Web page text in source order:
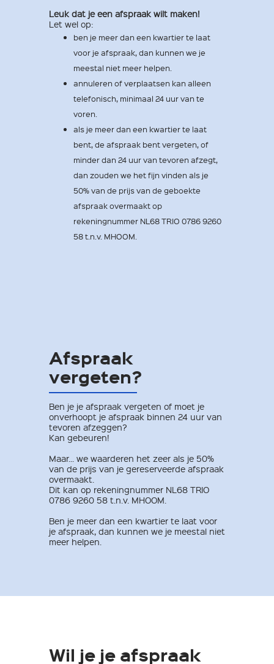
Leuk dat je een afspraak wilt maken!
Let wel op:
ben je meer dan een kwartier te laat
voor je afspraak, dan kunnen we je
meestal niet meer helpen.
annuleren of verplaatsen kan alleen
telefonisch, minimaal 24 uur van te
voren.
als je meer dan een kwartier te laat
bent, de afspraak bent vergeten, of
minder dan 24 uur van tevoren afzegt,
dan zouden we het fijn vinden als je
50% van de prijs van de geboekte
afspraak overmaakt op
rekeningnummer NL68 TRIO 0786 9260
58 t.n.v. MHOOM.
Afspraak
vergeten?
Ben je je afspraak vergeten of moet je
onverhoopt je afspraak binnen 24 uur van
tevoren afzeggen?
Kan gebeuren!
Maar... we waarderen het zeer als je 50%
van de prijs van je gereserveerde afspraak
overmaakt.
Dit kan op rekeningnummer NL68 TRIO
0786 9260 58 t.n.v. MHOOM.
Ben je meer dan een kwartier te laat voor
je afspraak, dan kunnen we je meestal niet
meer helpen.
Wil je je afspraak